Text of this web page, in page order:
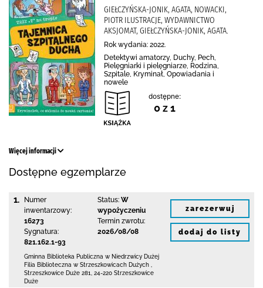
GIEŁCZYŃSKA-JONIK, AGATA, NOWACKI,
PIOTR ILUSTRACJE, WYDAWNICTWO
AKSJOMAT, GIEŁCZYŃSKA-JONIK, AGATA.
Rok wydania: 2022.
Detektywi amatorzy, Duchy, Pech,
Pielęgniarki i pielęgniarze, Rodzina,
Szpitale, Kryminał, Opowiadania i
nowele
dostępne:
0 z 1
Więcej informacji
Dostępne egzemplarze
1.
Numer
inwentarzowy:
16273
Sygnatura:
821.162.1-93
Status: W
wypożyczeniu
Termin zwrotu:
2026/08/08
Gminna Biblioteka Publiczna w Niedrzwicy Dużej
Filia Biblioteczna w Strzeszkowicach Dużych
Strzeszkowice Duże 281
24-220 Strzeszkowice
Duże
zarezerwuj
dodaj do listy